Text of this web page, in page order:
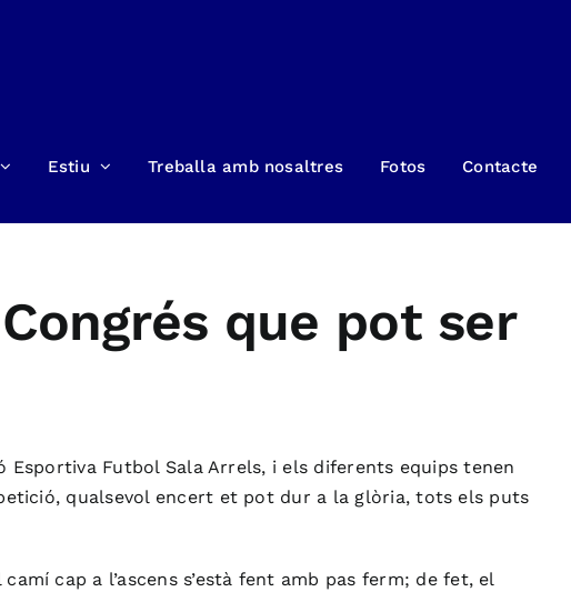
Estiu Treballa amb nosaltres Fotos Contacte
que pot ser
Futbol Sala Arrels, i els diferents equips tenen
qualsevol encert et pot dur a la glòria, tots els puts
camí cap a l’ascens s’està fent amb pas ferm; de fet, el